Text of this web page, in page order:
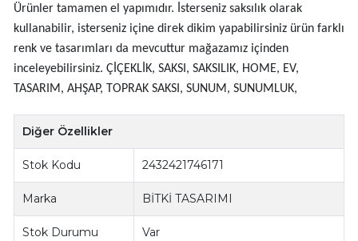
Ürünler tamamen el yapımıdır. İsterseniz saksılık olarak
kullanabilir, isterseniz içine direk dikim yapabilirsiniz ürün farklı
renk ve tasarımları da mevcuttur mağazamız içinden
inceleyebilirsiniz. ÇİÇEKLİK, SAKSI, SAKSILIK, HOME, EV,
TASARIM, AHŞAP, TOPRAK SAKSI, SUNUM, SUNUMLUK,
Diğer Özellikler
Stok Kodu 2432421746171
Marka BİTKİ TASARIMI
Stok Durumu Var